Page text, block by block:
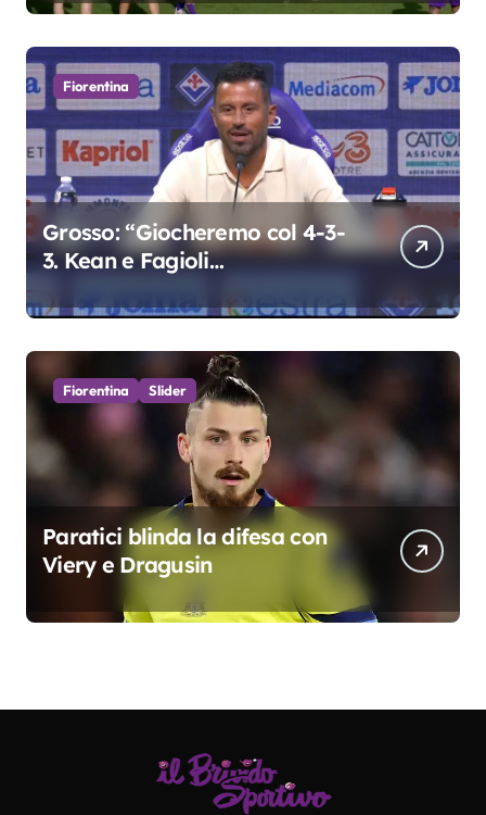
Fiorentina
Grosso: “Giocheremo col 4-3-
3. Kean e Fagioli
colpo”
Fiorentina Slider
Paratici blinda la difesa con
Viery e Dragusin